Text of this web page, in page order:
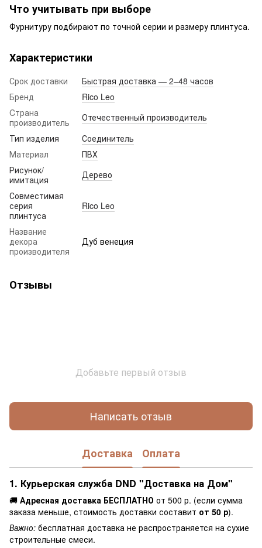
Что учитывать при выборе
Фурнитуру подбирают по точной серии и размеру плинтуса.
Характеристики
Срок доставки
Быстрая доставка — 2–48 часов
Бренд
Rico Leo
Cтрана
производитель
Отечественный производитель
Тип изделия
Соединитель
Материал
ПВХ
Рисунок/
имитация
Дерево
Совместимая
серия
плинтуса
Rico Leo
Название
декора
производителя
Дуб венеция
Отзывы
Добавьте первый отзыв
Написать отзыв
Доставка Оплата
1. Курьерская служба DND "Доставка на Дом"
🚚 Адресная доставка БЕСПЛАТНО от 500 р. (если сумма
заказа меньше, стоимость доставки составит от 50 р).
Важно: бесплатная доставка не распространяется на сухие
строительные смеси.